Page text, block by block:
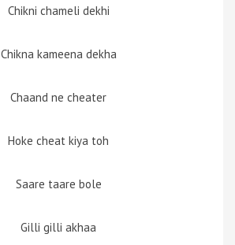
Chikni chameli dekhi
Chikna kameena dekha
Chaand ne cheater
Hoke cheat kiya toh
Saare taare bole
Gilli gilli akhaa